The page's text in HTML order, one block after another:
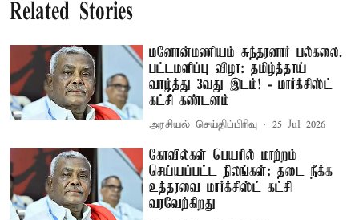
Related Stories
மனோன்மணியம் சுந்தரனார் பல்கலை.
பட்டமளிப்பு விழா: தமிழ்த்தாய்
வாழ்த்து 3வது இடம்! - மார்க்சிஸ்ட்
கட்சி கண்டனம்
அரசியல் செய்திப்பிரிவு 25 Jul 2026
கோவில்கள் பெயரில் மாற்றம்
செய்யப்பட்ட நிலங்கள்: தடை நீக்க
உத்தரவை மார்க்சிஸ்ட் கட்சி
வரவேற்கிறது